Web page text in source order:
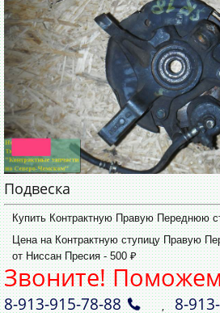
Подвеска
Купить Контрактную Правую Переднюю
Цена на Контрактную ступицу Правую
от Ниссан Пресия - 500 ₽
Звоните!
8‑913‑915‑78‑88 ,